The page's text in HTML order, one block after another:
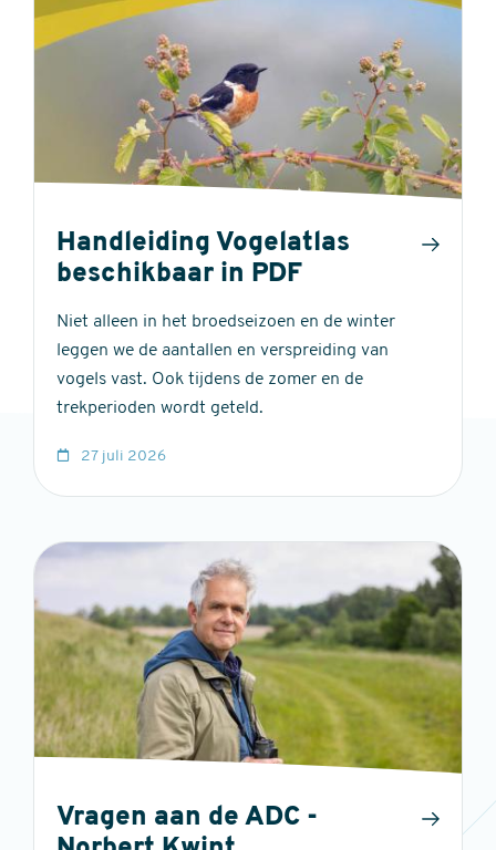
Handleiding Vogelatlas
beschikbaar in PDF
Niet alleen in het broedseizoen en de winter
leggen we de aantallen en verspreiding van
vogels vast. Ook tijdens de zomer en de
trekperioden wordt geteld.
27 juli 2026
Vragen aan de ADC -